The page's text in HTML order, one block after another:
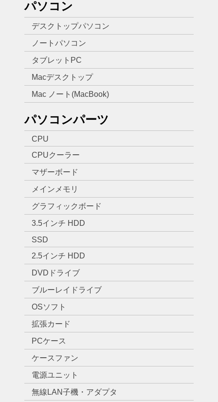
パソコン
デスクトップパソコン
ノートパソコン
タブレットPC
Macデスクトップ
Mac ノート(MacBook)
パソコンパーツ
CPU
CPUクーラー
マザーボード
メインメモリ
グラフィックボード
3.5インチ HDD
SSD
2.5インチ HDD
DVDドライブ
ブルーレイドライブ
OSソフト
拡張カード
PCケース
ケースファン
電源ユニット
無線LAN子機・アダプタ